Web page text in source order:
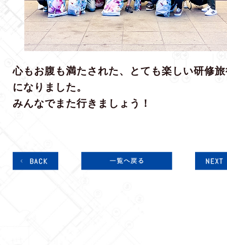
心もお腹も満たされた、とても楽しい研修
になりました。
みんなでまた行きましょう！